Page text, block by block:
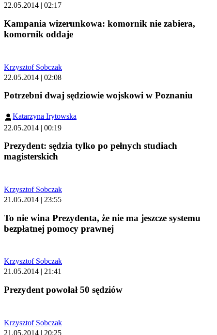
22.05.2014 | 02:17
Kampania wizerunkowa: komornik nie zabiera,
komornik oddaje
Krzysztof Sobczak
22.05.2014 | 02:08
Potrzebni dwaj sędziowie wojskowi w Poznaniu
Katarzyna Irytowska
22.05.2014 | 00:19
Prezydent: sędzia tylko po pełnych studiach
magisterskich
Krzysztof Sobczak
21.05.2014 | 23:55
To nie wina Prezydenta, że nie ma jeszcze systemu
bezpłatnej pomocy prawnej
Krzysztof Sobczak
21.05.2014 | 21:41
Prezydent powołał 50 sędziów
Krzysztof Sobczak
21.05.2014 | 20:25